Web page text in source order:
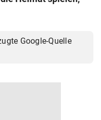
Google-Quelle